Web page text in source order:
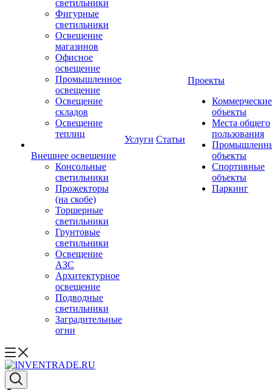
светильники
Фигурные
светильники
Освещение
магазинов
Офисное
освещение
Промышленное
освещение
Освещение
складов
Освещение
теплиц
Внешнее освещение
Консольные
светильники
Прожекторы
(на скобе)
Торшерные
светильники
Грунтовые
светильники
Освещение
АЗС
Архитектурное
освещение
Подводные
светильники
Заградительные
огни
Услуги Статьи
Проекты
Коммерческие
объекты
Места общего
пользования
объекты
Спортивные
объекты
Паркинг